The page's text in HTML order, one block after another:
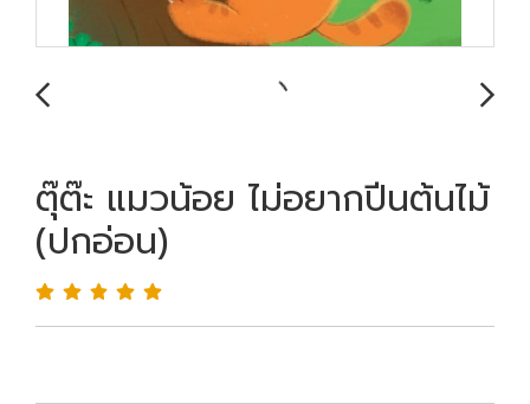
ตุ๊ต๊ะ แมวน้อย ไม่อยากปีนต้นไม้
(ปกอ่อน)